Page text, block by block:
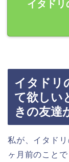
イタドリ
イタドリ
て欲しい
きの友達
私が、イタド
ヶ月前のこと